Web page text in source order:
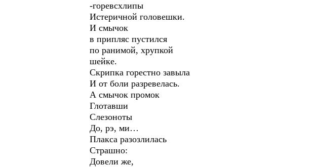
-горевсхлипы
Истеричной головешки.
И смычок
в припляс пустился
по ранимой, хрупкой
шейке.
Скрипка горестно завыла
И от боли разревелась.
А смычок промок
Глотавши
Слезоноты
До, рэ, ми…
Плакса разозлилась
Страшно:
Довели же,